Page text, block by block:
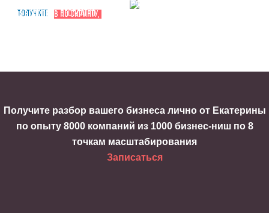
регистрируйся на вебинар Екатерины
Уколовой
получите бесплатно
15 вопросов по скрипту,
Получите разбор вашего бизнеса лично от Екатерины
по опыту 8000 компаний из 1000 бизнес-ниш по 8
точкам масштабирования
Записаться